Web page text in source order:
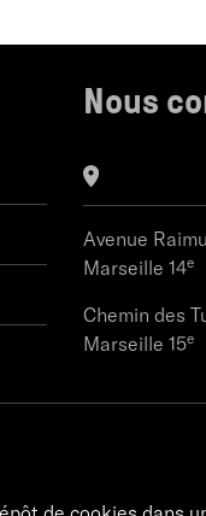
Nous
Avenue
Marseille 14e
Chemin des
Marseille 15e